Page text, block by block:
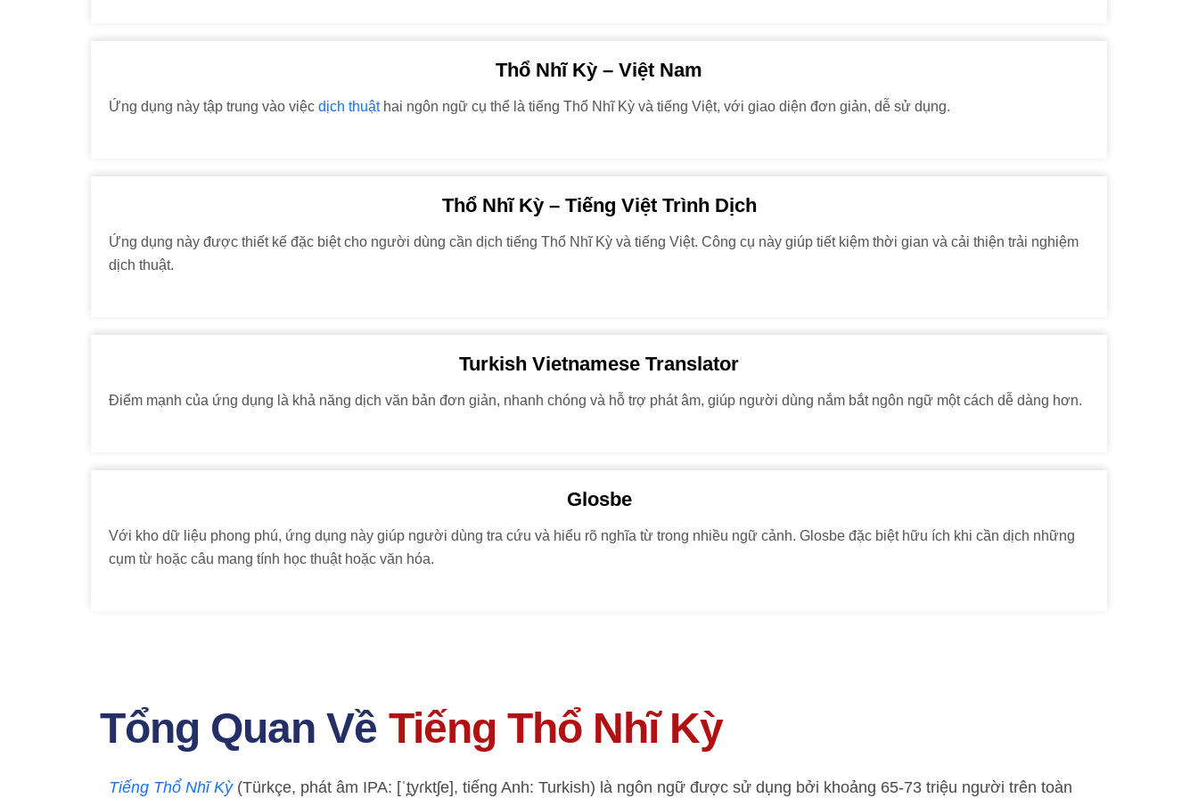
Thổ Nhĩ Kỳ – Việt Nam
Ứng dụng này tập trung vào việc dịch thuậthai ngôn ngữ cụ thể là tiếng Thổ Nhĩ Kỳ và tiếng Việt, với giao diện đơn giản, dễ sử dụng.
Thổ Nhĩ Kỳ – Tiếng Việt Trình Dịch
Ứng dụng này được thiết kế đặc biệt cho người dùng cần dịch tiếng Thổ Nhĩ Kỳ và tiếng Việt. Công cụ này giúp tiết kiệm thời gian và cải thiện trải nghiệm
dịch thuật.
Turkish Vietnamese Translator
Điểm mạnh của ứng dụng là khả năng dịch văn bản đơn giản, nhanh chóng và hỗ trợ phát âm, giúp người dùng nắm bắt ngôn ngữ một cách dễ dàng hơn.
Glosbe
Với kho dữ liệu phong phú, ứng dụng này giúp người dùng tra cứu và hiểu rõ nghĩa từ trong nhiều ngữ cảnh. Glosbe đặc biệt hữu ích khi cần dịch những
cụm từ hoặc câu mang tính học thuật hoặc văn hóa.
Tổng Quan Về Tiếng Thổ Nhĩ Kỳ
Tiếng Thổ Nhĩ Kỳ(Türkçe, phát âm IPA: [ˈt̪yɾktʃe], tiếng Anh: Turkish) là ngôn ngữ được sử dụng bởi khoảng 65-73 triệu người trên toàn